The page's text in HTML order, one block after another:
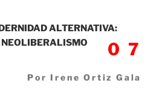
ALTERNATIVA:
07
Por Irene Ortiz Gala